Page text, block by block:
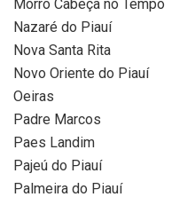
Morro Cabeça no Tempo
Nazaré do Piauí
Nova Santa Rita
Novo Oriente do Piauí
Oeiras
Padre Marcos
Paes Landim
Pajeú do Piauí
Palmeira do Piauí